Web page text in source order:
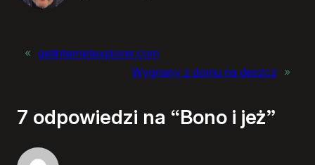
« getinternetexplorer.com
Wygnany z domu na deszcz »
7 odpowiedzi na “Bono i jeż”